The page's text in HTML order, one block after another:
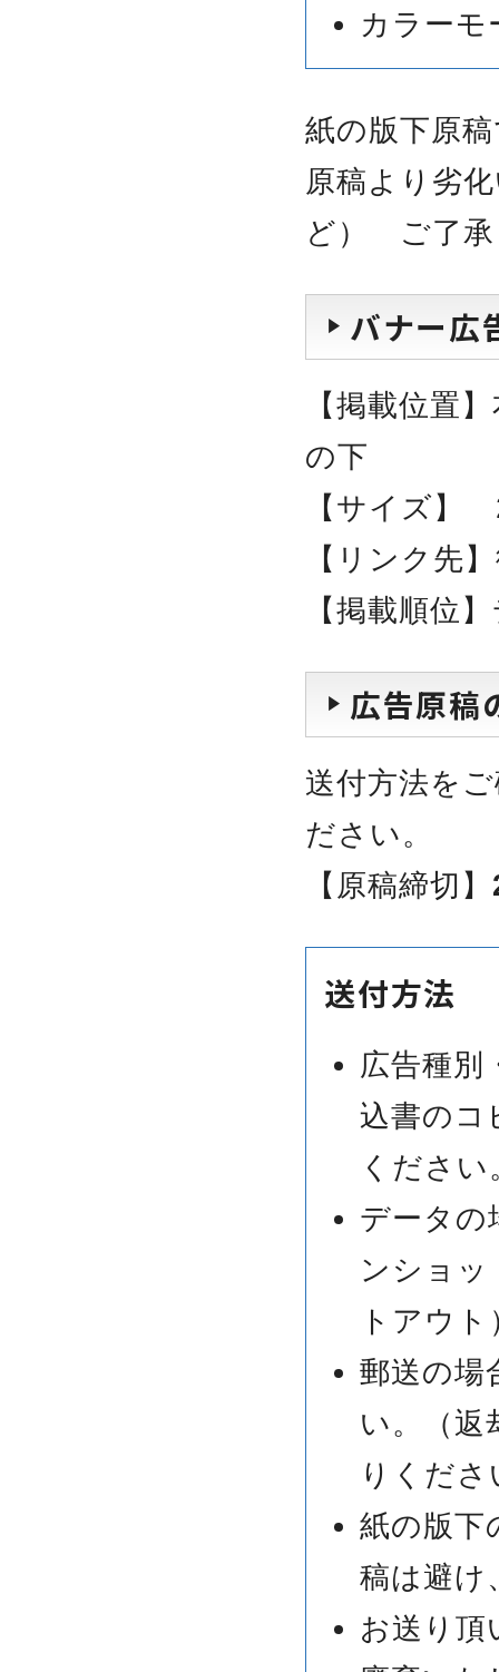
カラーモ
紙の版下原
原稿より劣
ど） ご了承
バナー広
【掲載位置
の下
【サイズ】
【リンク先
【掲載順位
広告原稿
送付方法を
ださい。
【原稿締切】
送付方法
広告種別
込書のコ
ください
データの
ンショ
トアウ
郵送の場
い。（返
りくださ
紙の版下
稿は避け
お送り頂